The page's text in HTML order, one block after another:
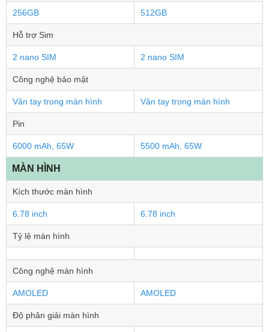
256GB 512GB
Hỗ trợ Sim
2 nano SIM 2 nano SIM
Công nghệ bảo mật
Vân tay trong màn hình Vân tay trong màn hình
Pin
6000 mAh, 65W 5500 mAh, 65W
MÀN HÌNH
Kích thước màn hình
6.78 inch 6.78 inch
Tỷ lệ màn hình
Công nghệ màn hình
AMOLED AMOLED
Độ phân giải màn hình